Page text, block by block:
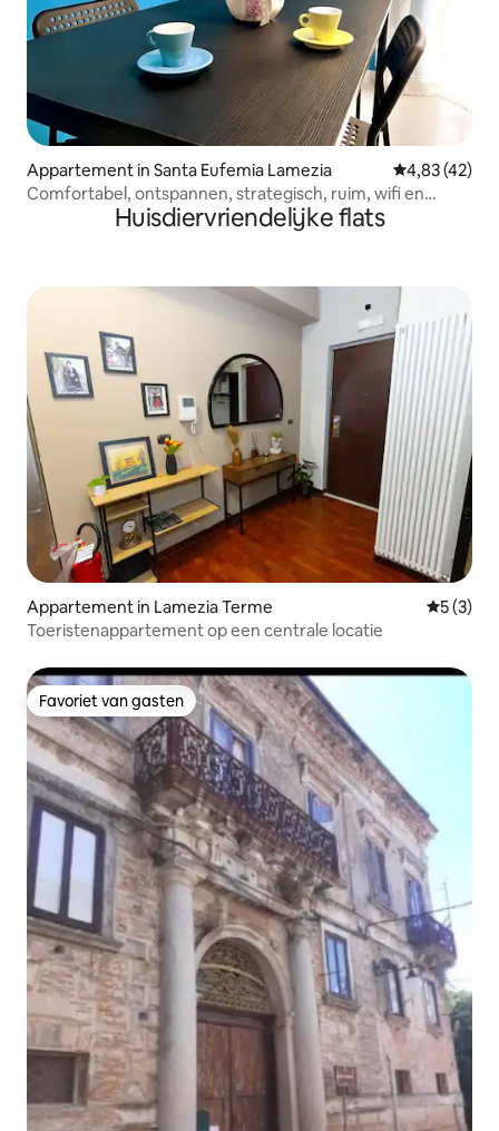
Appartement in Santa Eufemia Lamezia Gemiddelde
4,83 (42)
Comfortabel, ontspannen, strategisch, ruim, wifi en
airconditioningHuisdiervriendelijke flats
Appartement in Lamezia Terme
5 (3)
Toeristenappartement op een centrale locatie
Favoriet van gasten
Favoriet van gasten